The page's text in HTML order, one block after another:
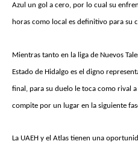
Azul un gol a cero, por lo cual su
horas como local es definitivo para su
Mientras tanto en la liga de Nuevos
Estado de Hidalgo es el digno
final, para su duelo le toca como rival
compite por un lugar en la siguiente
La UAEH y el Atlas tienen una